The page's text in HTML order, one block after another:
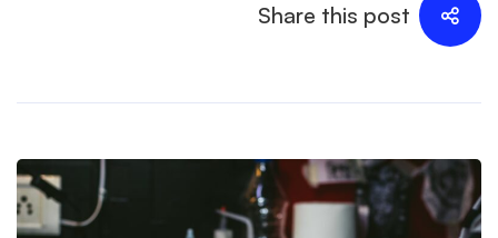
Share this post